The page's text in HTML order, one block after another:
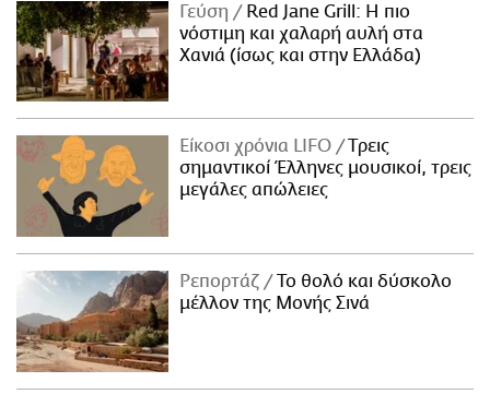
Γεύση
Red Jane Grill: Η πιο
νόστιμη και χαλαρή αυλή στα
Χανιά (ίσως και στην Ελλάδα)
Είκοσι χρόνια LIFO
Tρεις
σημαντικοί Έλληνες μουσικοί, τρεις
μεγάλες απώλειες
Ρεπορτάζ
Το θολό και δύσκολο
μέλλον της Μονής Σινά